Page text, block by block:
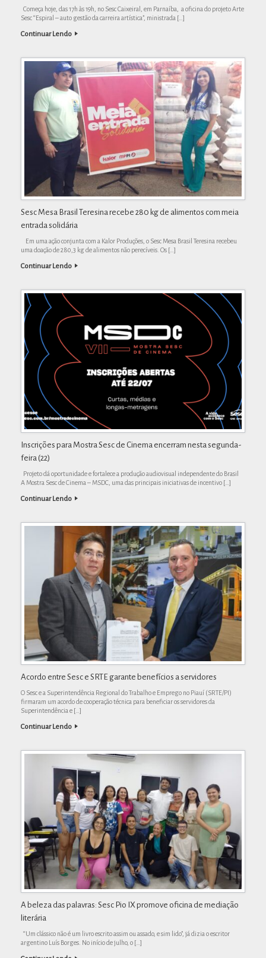
Começa hoje, das 17h às 19h, no Sesc Caixeiral, em Parnaíba, a oficina do projeto Arte
Sesc “Espiral – auto gestão da carreira artística”, ministrada […]
Continuar Lendo
Sesc Mesa Brasil Teresina recebe 280 kg de alimentos com meia
entrada solidária
Em uma ação conjunta com a Kalor Produções, o Sesc Mesa Brasil Teresina recebeu
uma doação de 280,3 kg de alimentos não perecíveis. Os […]
Continuar Lendo
Inscrições para Mostra Sesc de Cinema encerram nesta segunda-
feira (22)
Projeto dá oportunidade e fortalece a produção audiovisual independente do Brasil
A Mostra Sesc de Cinema – MSDC, uma das principais iniciativas de incentivo […]
Continuar Lendo
Acordo entre Sesc e SRTE garante benefícios a servidores
O Sesc e a Superintendência Regional do Trabalho e Emprego no Piauí (SRTE/PI)
firmaram um acordo de cooperação técnica para beneficiar os servidores da
Superintendência e […]
Continuar Lendo
A beleza das palavras: Sesc Pio IX promove oficina de mediação
literária
“Um clássico não é um livro escrito assim ou assado, e sim lido”, já dizia o escritor
argentino Luís Borges. No início de julho, o […]